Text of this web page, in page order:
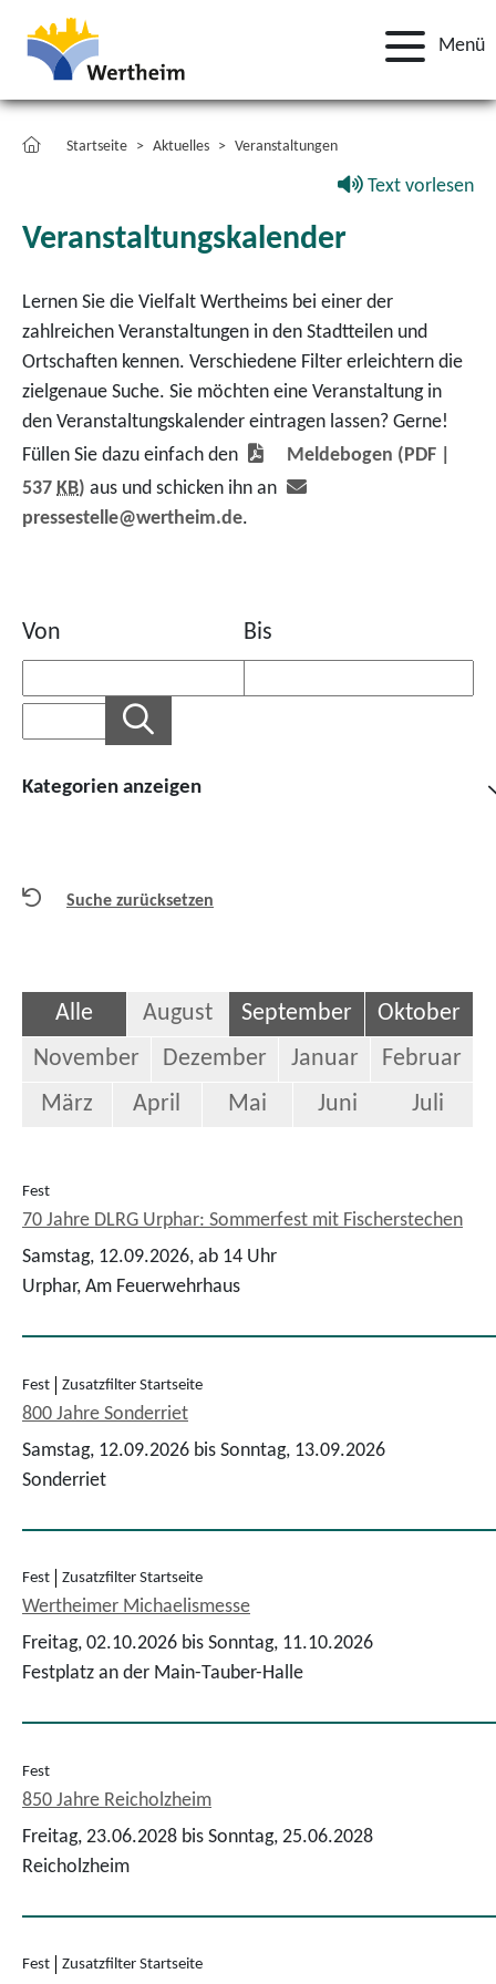
Menü
Startseite Aktuelles Veranstaltungen
Text vorlesen
Veranstaltungskalender
Lernen Sie die Vielfalt Wertheims bei einer der
zahlreichen Veranstaltungen in den Stadtteilen und
Ortschaften kennen. Verschiedene Filter erleichtern die
zielgenaue Suche. Sie möchten eine Veranstaltung in
den Veranstaltungskalender eintragen lassen? Gerne!
Füllen Sie dazu einfach den
Meldebogen (PDF |
537 KB) aus und schicken ihn an
pressestelle@wertheim.de.
Von Bis
Kategorien anzeigen
Suche zurücksetzen
Alle August September
Oktober
November
Dezember Januar
Februar
März
April Mai Juni Juli
Fest
70 Jahre DLRG Urphar: Sommerfest mit Fischerstechen
Samstag, 12.09.2026, ab 14 Uhr
Urphar, Am Feuerwehrhaus
Fest Zusatzfilter Startseite
800 Jahre Sonderriet
Samstag, 12.09.2026 bis Sonntag, 13.09.2026
Sonderriet
Fest Zusatzfilter Startseite
Wertheimer Michaelismesse
Freitag, 02.10.2026 bis Sonntag, 11.10.2026
Festplatz an der Main-Tauber-Halle
Fest
850 Jahre Reicholzheim
Freitag, 23.06.2028 bis Sonntag, 25.06.2028
Reicholzheim
Fest Zusatzfilter Startseite